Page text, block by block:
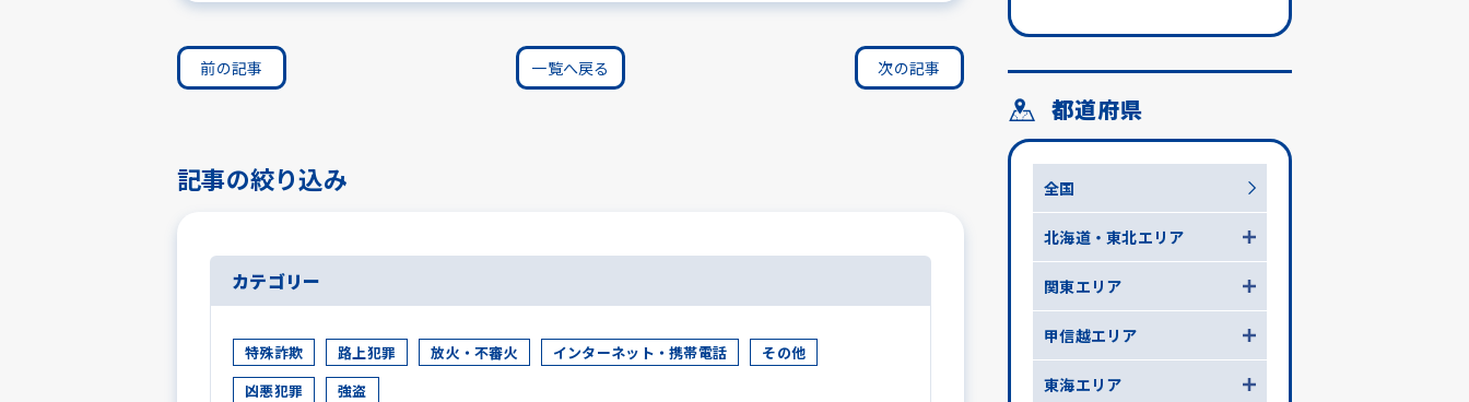
前の記事 一覧へ戻る 次の記事
記事の絞り込み
カテゴリー
特殊詐欺 路上犯罪 放火・不審火 インターネット・携帯電話
その他
凶悪犯罪
強盗
都道府県
全国
北海道・東北エリア
関東エリア
甲信越エリア
東海エリア